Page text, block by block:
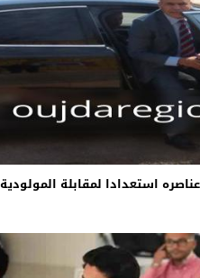
استعدادا لمقابلة المولودية